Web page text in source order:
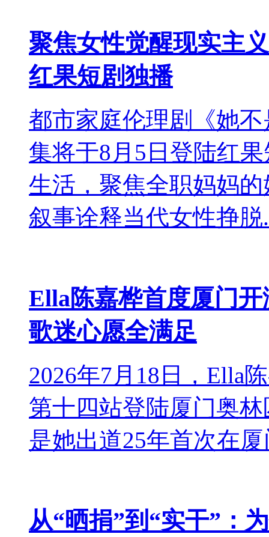
聚焦女性觉醒现实主
红果短剧独播
都市家庭伦理剧《她
集将于8月5日登陆红
生活，聚焦全职妈妈
叙事诠释当代女性挣脱
​Ella陈嘉桦首度厦门
歌迷心愿全满足
2026年7月18日，Ella
第十四站登陆厦门奥
是她出道25年首次在
从“晒捐”到“实干”：